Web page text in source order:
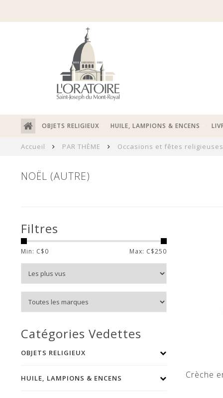
OBJETS RELIGIEUX HUILE, LAMPIONS & ENCENS
Accueil PAR THÈME Occasions et fêtes religieuses
NOËL (AUTRE)
Filtres
Min: C$0 Max: C$250
Catégories Vedettes
OBJETS RELIGIEUX
HUILE, LAMPIONS & ENCENS Crèche